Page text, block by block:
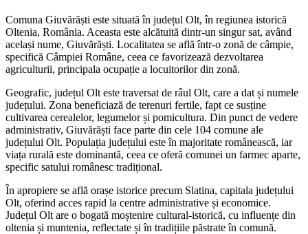
Comuna Giuvărăști este situată în județul Olt, în regiunea istorică
Oltenia, România. Aceasta este alcătuită dintr-un singur sat, având
același nume, Giuvărăști. Localitatea se află într-o zonă de câmpie,
specifică Câmpiei Române, ceea ce favorizează dezvoltarea
agriculturii, principala ocupație a locuitorilor din zonă.
Geografic, județul Olt este traversat de râul Olt, care a dat și numele
județului. Zona beneficiază de terenuri fertile, fapt ce susține
cultivarea cerealelor, legumelor și pomicultura. Din punct de vedere
administrativ, Giuvărăști face parte din cele 104 comune ale
județului Olt. Populația județului este în majoritate românească, iar
viața rurală este dominantă, ceea ce oferă comunei un farmec aparte,
specific satului românesc tradițional.
În apropiere se află orașe istorice precum Slatina, capitala județului
Olt, oferind acces rapid la centre administrative și economice.
Județul Olt are o bogată moștenire cultural-istorică, cu influențe din
oltenia și muntenia, reflectate și în tradițiile păstrate în comună.